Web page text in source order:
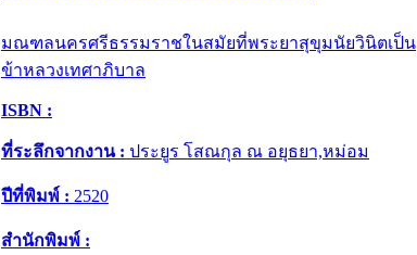
มณฑลนครศรีธรรมราชในสมัยที่พระยาสุขุมนัยวินิตเป็น
ข้าหลวงเทศาภิบาล
ISBN :
ที่ระลึกจากงาน : ประยูร โสณกุล ณ อยุธยา,หม่อม
ปีที่พิมพ์ : 2520
สำนักพิมพ์ :